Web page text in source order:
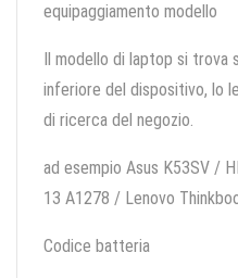
equipaggiamento modello
Il modello di laptop si
inferiore del dispositivo, lo
di ricerca del negozio.
ad esempio Asus K53SV /
13 A1278 / Lenovo
Codice batteria